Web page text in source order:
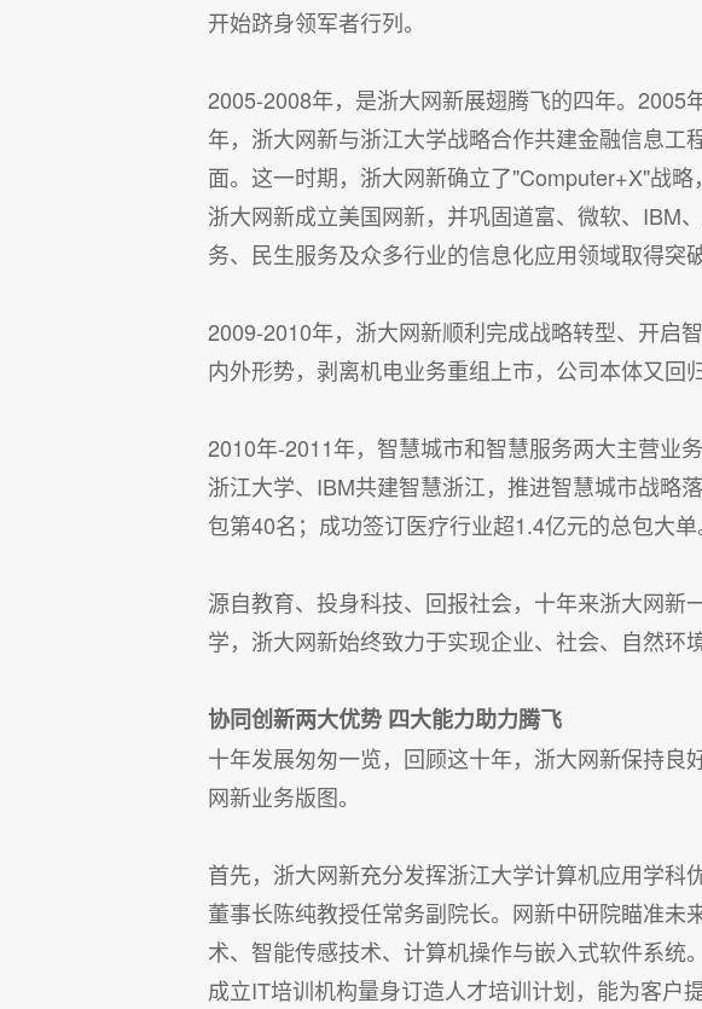
开始跻身领军者行列。
2005-2008年，是浙大网新展翅腾飞的四年。
年，浙大网新与浙江大学战略合作共建金融信息
面。这一时期，浙大网新确立了"Computer+X"战
浙大网新成立美国网新，并巩固道富、微软、IBM
务、民生服务及众多行业的信息化应用领域取得突破
2009-2010年，浙大网新顺利完成战略转型、开启
内外形势，剥离机电业务重组上市，公司本体又回
2010年-2011年，智慧城市和智慧服务两大主营业
浙江大学、IBM共建智慧浙江，推进智慧城市战略
包第40名；成功签订医疗行业超1.4亿元的总包大
源自教育、投身科技、回报社会，十年来浙大网
学，浙大网新始终致力于实现企业、社会、自然环
协同创新两大优势 四大能力助力腾飞
十年发展匆匆一览，回顾这十年，浙大网新保持
网新业务版图。
首先，浙大网新充分发挥浙江大学计算机应用学
董事长陈纯教授任常务副院长。网新中研院瞄准
术、智能传感技术、计算机操作与嵌入式软件系
成立IT培训机构量身订造人才培训计划，能为客户